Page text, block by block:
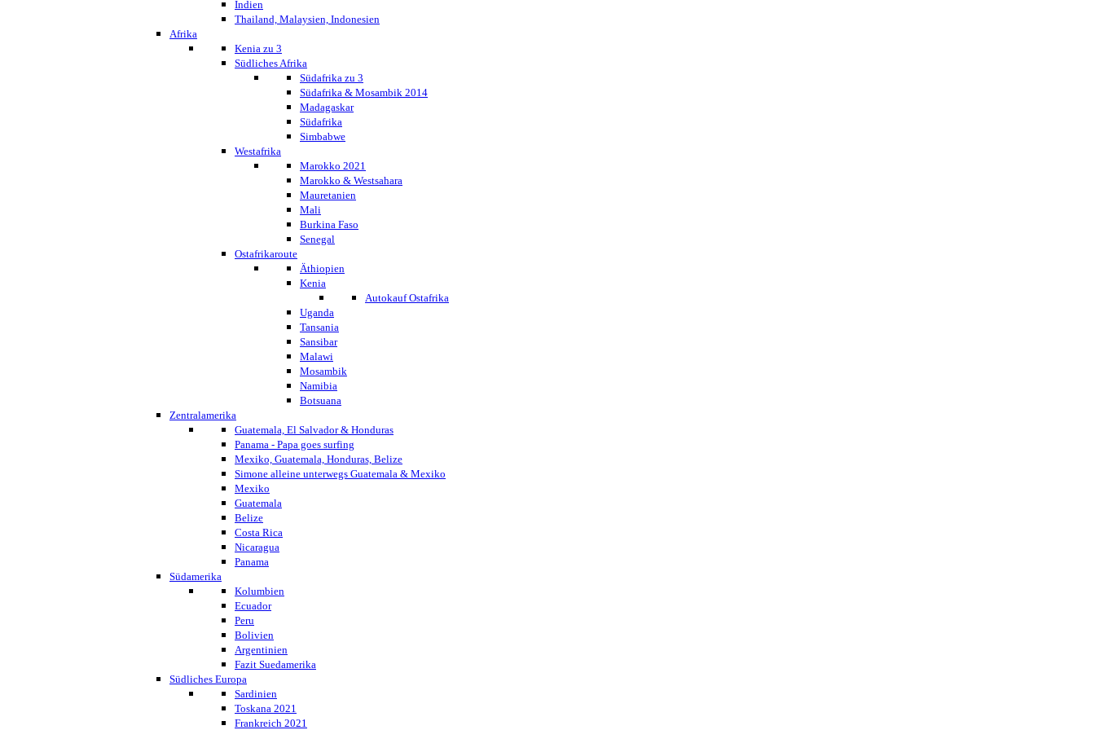
Indien
Thailand, Malaysien, Indonesien
Afrika
Kenia zu 3
Südliches Afrika
Südafrika zu 3
Südafrika & Mosambik 2014
Madagaskar
Südafrika
Simbabwe
Westafrika
Marokko 2021
Marokko & Westsahara
Mauretanien
Mali
Burkina Faso
Senegal
Ostafrikaroute
Äthiopien
Kenia
Autokauf Ostafrika
Uganda
Tansania
Sansibar
Malawi
Mosambik
Namibia
Botsuana
Zentralamerika
Guatemala, El Salvador & Honduras
Panama - Papa goes surfing
Mexiko, Guatemala, Honduras, Belize
Simone alleine unterwegs Guatemala & Mexiko
Mexiko
Guatemala
Belize
Costa Rica
Nicaragua
Panama
Südamerika
Kolumbien
Ecuador
Peru
Bolivien
Argentinien
Fazit Suedamerika
Südliches Europa
Sardinien
Toskana 2021
Frankreich 2021